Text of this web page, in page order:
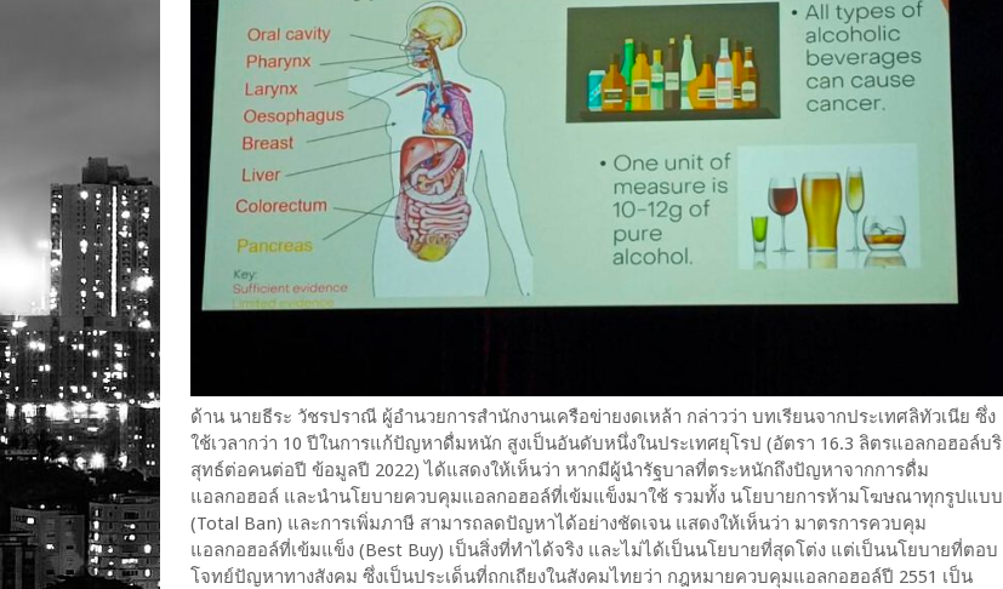
ด้าน นายธีระ วัชรปราณี ผู้อำนวยการสำนักงานเครือข่ายงดเหล้า กล่าวว่า บทเรียนจากประเทศลิทัวเนีย ซึ่ง
ใช้เวลากว่า 10 ปีในการแก้ปัญหาดื่มหนัก สูงเป็นอันดับหนึ่งในประเทศยุโรป (อัตรา 16.3 ลิตรแอลกอฮอล์บริ
สุทธ์ต่อคนต่อปี ข้อมูลปี 2022) ได้แสดงให้เห็นว่า หากมีผู้นำรัฐบาลที่ตระหนักถึงปัญหาจากการดื่ม
แอลกอฮอล์ และนำนโยบายควบคุมแอลกอฮอล์ที่เข้มแข็งมาใช้ รวมทั้ง นโยบายการห้ามโฆษณาทุกรูปแบบ
(Total Ban) และการเพิ่มภาษี สามารถลดปัญหาได้อย่างชัดเจน แสดงให้เห็นว่า มาตรการควบคุม
แอลกอฮอล์ที่เข้มแข็ง (Best Buy) เป็นสิ่งที่ทำได้จริง และไม่ได้เป็นนโยบายที่สุดโต่ง แต่เป็นนโยบายที่ตอบ
โจทย์ปัญหาทางสังคม ซึ่งเป็นประเด็นที่ถกเถียงในสังคมไทยว่า กฎหมายควบคุมแอลกอฮอล์ปี 2551 เป็น